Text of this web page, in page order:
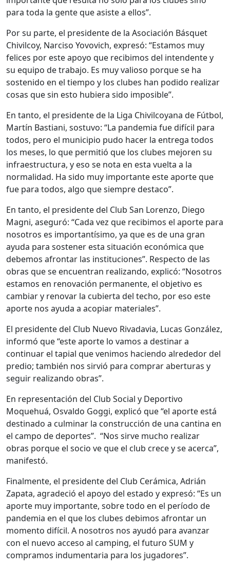
para toda la gente que asiste a ellos”.
Por su parte, el presidente de la Asociación Básquet
Chivilcoy, Narciso Yovovich, expresó: “Estamos muy
felices por este apoyo que recibimos del intendente y
su equipo de trabajo. Es muy valioso porque se ha
sostenido en el tiempo y los clubes han podido realizar
cosas que sin esto hubiera sido imposible”.
En tanto, el presidente de la Liga Chivilcoyana de Fútbol,
Martín Bastiani, sostuvo: “La pandemia fue difícil para
todos, pero el municipio pudo hacer la entrega todos
los meses, lo que permitió que los clubes mejoren su
infraestructura, y eso se nota en esta vuelta a la
normalidad. Ha sido muy importante este aporte que
fue para todos, algo que siempre destaco”.
En tanto, el presidente del Club San Lorenzo, Diego
Magni, aseguró: “Cada vez que recibimos el aporte para
nosotros es importantísimo, ya que es de una gran
ayuda para sostener esta situación económica que
debemos afrontar las instituciones”. Respecto de las
obras que se encuentran realizando, explicó: “Nosotros
estamos en renovación permanente, el objetivo es
cambiar y renovar la cubierta del techo, por eso este
aporte nos ayuda a acopiar materiales”.
El presidente del Club Nuevo Rivadavia, Lucas González,
informó que “este aporte lo vamos a destinar a
continuar el tapial que venimos haciendo alrededor del
predio; también nos sirvió para comprar aberturas y
seguir realizando obras”.
En representación del Club Social y Deportivo
Moquehuá, Osvaldo Goggi, explicó que “el aporte está
destinado a culminar la construcción de una cantina en
el campo de deportes”. “Nos sirve mucho realizar
obras porque el socio ve que el club crece y se acerca”,
manifestó.
Finalmente, el presidente del Club Cerámica, Adrián
Zapata, agradeció el apoyo del estado y expresó: “Es un
aporte muy importante, sobre todo en el período de
pandemia en el que los clubes debimos afrontar un
momento difícil. A nosotros nos ayudó para avanzar
con el nuevo acceso al camping, el futuro SUM y
compramos indumentaria para los jugadores”.